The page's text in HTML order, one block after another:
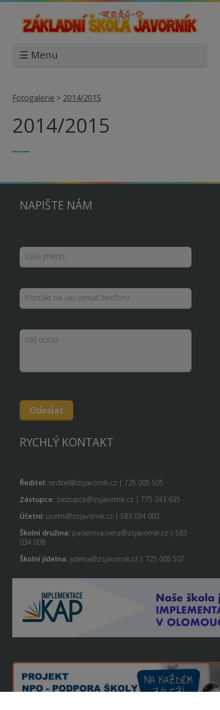
☰ Menu
Fotogalerie > 2014/2015
2014/2015
NAPIŠTE NÁM
Odeslat
RYCHLÝ KONTAKT
Ředitel: reditel@zsjavornik.cz | 725 005 505
Zástupce: zastupce@zsjavornik.cz | 775 243 635
Účetní: ucetni@zsjavornik.cz | 583 034 002
Školní družina: paderova.iveta@zsjavornik.cz | 583
034 008
Školní jídelna: jidelna@zsjavornik.cz | 725 005 507